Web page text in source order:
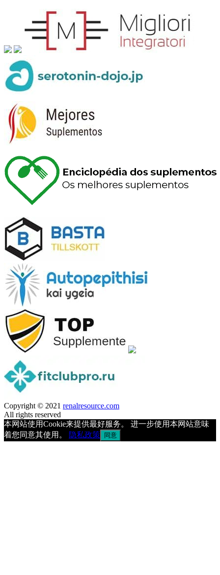
Copyright © 2021 renalresource.com
All rights reserved
本网站使用Cookie来提供最好服务。 进一步使用本网站意味
着您同意其使用。
隐私政策 同意